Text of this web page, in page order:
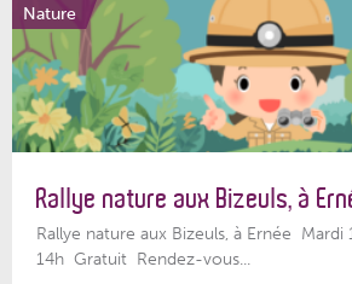
Nature
Rallye nature aux Bizeuls, à
Rallye nature aux Bizeuls, à Ernée Mardi
14h Gratuit Rendez-vous...